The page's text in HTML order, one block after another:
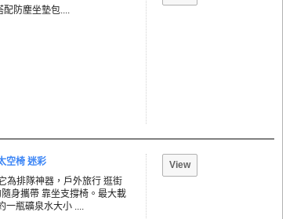
配防塵坐墊包....
空椅 迷彩
為排隊神器，戶外旅行 逛街
身攜帶 靠坐支撐椅。最大載
一瓶礦泉水大小 ....
View